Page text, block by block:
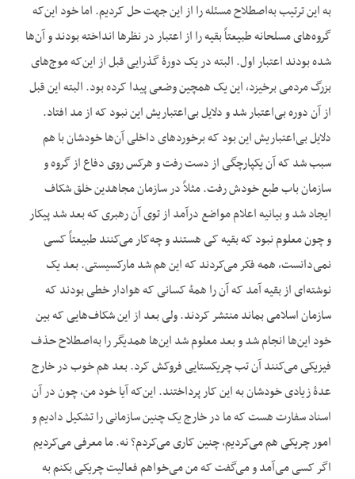
به این ترتیب به‌اصطلاح مسئله را از این جهت حل کردیم. اما خود این‌که
گروه‌های مسلحانه طبیعتاً بقیه را از اعتبار در نظرها انداخته بودند و آن‌ها
شده بودند اعتبار اول. البته در یک دورۀ گذرایی قبل از این‌که موج‌های
بزرگ مردمی برخیزد، این یک همچین وضعی پیدا کرده بود. البته این قبل
از آن دوره بی‌اعتبار شد و دلایل بی‌اعتباریش این نبود که از مد افتاد.
دلایل بی‌اعتباریش این بود که برخوردهای داخلی آن‌ها خودشان با هم
سبب شد که آن یکپارچگی از دست رفت و هرکس روی دفاع از گروه و
سازمان باب طبع خودش رفت. مثلاً در سازمان مجاهدین خلق شکاف
ایجاد شد و بیانیه اعلام مواضع درآمد از توی آن رهبری که بعد شد پیکار
و چون معلوم نبود که بقیه کی هستند و چه‌کار می‌کنند طبیعتاً کسی
نمی‌دانست، همه فکر می‌کردند که این هم شد مارکسیستی. بعد یک
نوشته‌ای از بقیه آمد که آن را همۀ کسانی که هوادار خطی بودند که
سازمان اسلامی بماند منتشر کردند. ولی بعد از این شکاف‌هایی که بین
خود این‌ها انجام شد و بعد معلوم شد این‌ها همدیگر را به‌اصطلاح حذف
فیزیکی می‌کنند آن تب چریک‏ستایی فروکش کرد. بعد هم خوب در خارج
عدۀ زیادی خودشان به این کار پرداختند. این‌که آیا خود من، چون در آن
اسناد سفارت هست که ما در خارج یک چنین سازمانی را تشکیل دادیم و
امور چریکی هم می‌کردیم، چنین کاری می‌کردم؟ نه. ما معرفی می‌کردیم
اگر کسی می‌آمد و می‌گفت که من می‌خواهم فعالیت چریکی بکنم به